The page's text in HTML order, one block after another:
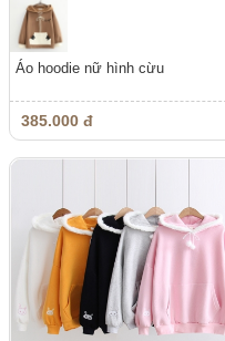
Áo hoodie nữ hình cừu
385.000 đ